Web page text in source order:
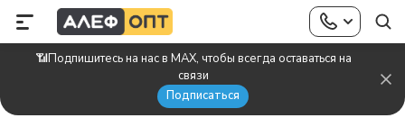
📶Подпишитесь на нас в MAX, чтобы всегда оставаться на
связи
Подписаться